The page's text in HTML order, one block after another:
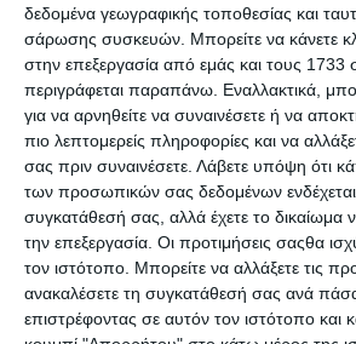
δεδομένα γεωγραφικής τοποθεσίας και
σάρωσης συσκευών. Μπορείτε να κάνετε
στην επεξεργασία από εμάς και τους
περιγράφεται παραπάνω. Εναλλακτικά,
για να αρνηθείτε να συναινέσετε ή να
πιο λεπτομερείς πληροφορίες και να
σας πριν συναινέσετε. Λάβετε υπόψη ότι
των προσωπικών σας δεδομένων ενδέχεται
συγκατάθεσή σας, αλλά έχετε το δικαίωμα
την επεξεργασία. Οι προτιμήσεις σαςθα
τον ιστότοπο. Μπορείτε να αλλάξετε τις
ανακαλέσετε τη συγκατάθεσή σας ανά
επιστρέφοντας σε αυτόν τον ιστότοπο και
19.Φόρμες επικοινωνίας
20.Messenger & WhatsApp
21.Online συστήματα
22.Γρήγοροι dedicated servers
23.Ασφάλεια ιστοσελίδας
24. Συνεχείς αναβαθμίσεις
25.Άριστη υποστήριξη
26.Φιλοξενία ιστοσελίδων
27.GDPR Ready
28.Άμεση κατασκευή site